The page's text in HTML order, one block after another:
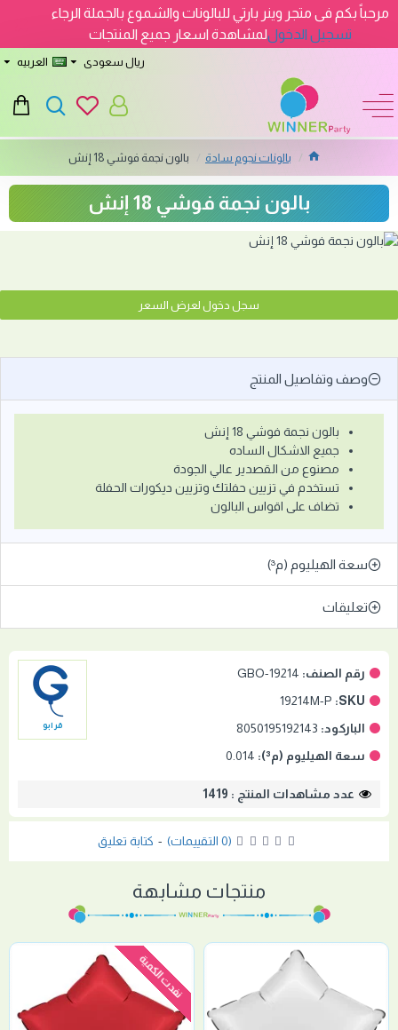
مرحباً بكم فى متجر وينر بارتي للبالونات والشموع بالجملة الرجاء
تسجيل الدخوللمشاهدة اسعار جميع المنتجات
ريال سعودى العربيه
بالونات نجوم سادة بالون نجمة فوشي 18 إنش
بالون نجمة فوشي 18 إنش
رقم الصنف: GBO-19214
SKU:
19214M-P
الباركود: 8050195192143
سعة الهيليوم (م³):
0.014
قرابو
عدد مشاهدات المنتج : 1419
(0 التقييمات) - كتابة تعليق
سجل دخول لعرض السعر
وصف وتفاصيل المنتج
بالون نجمة فوشي 18 إنش
جميع الاشكال الساده
مصنوع من القصدير عالي الجودة
تستخدم في تزيين حفلتك وتزيين ديكورات الحفلة
تضاف على اقواس البالون
سعة الهيليوم (م³)
تعليقات
منتجات مشابهة
نفدت الكمية